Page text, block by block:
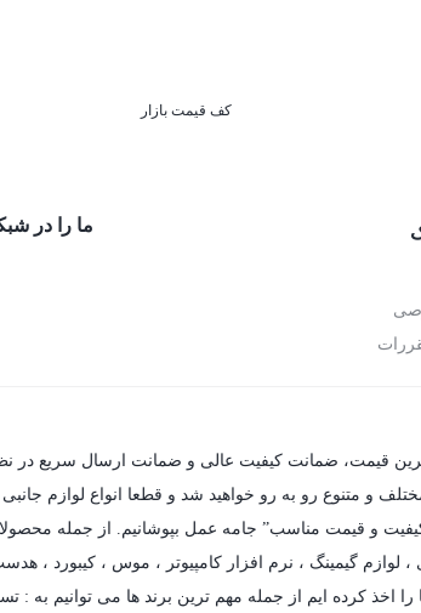
کف قیمت بازار
ما را در
قیمت، ضمانت کیفیت عالی و ضمانت ارسال سریع در نظر
و متنوع رو به رو خواهید شد و قطعا انواع لوازم جانبی
و قیمت مناسب” جامه عمل بپوشانیم. از جمله
، لوازم گیمینگ ، نرم افزار کامپیوتر ، موس ، کیبورد ،
اخذ کرده ایم از جمله مهم ترین برند ها می توانیم به :